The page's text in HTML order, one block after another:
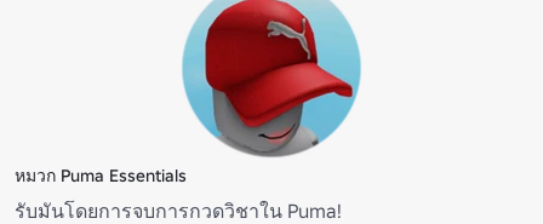
หมวก Puma Essentials
รับมันโดยการจบการกวดวิชาใน Puma!